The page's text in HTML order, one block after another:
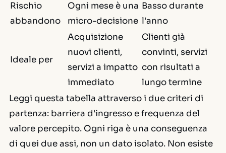
Rischio
abbandono
Ogni mese è una
micro-decisione
Basso durante
l'anno
Ideale per
Acquisizione
nuovi clienti,
servizi a impatto
immediato
Clienti già
convinti, servizi
con risultati a
lungo termine
Leggi questa tabella attraverso i due criteri di
partenza: barriera d'ingresso e frequenza del
valore percepito. Ogni riga è una conseguenza
di quei due assi, non un dato isolato. Non esiste